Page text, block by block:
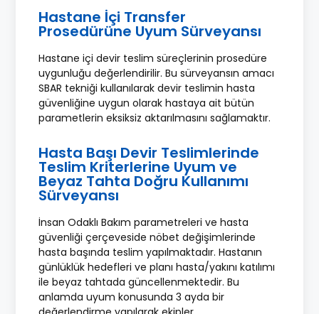
Hastane İçi Transfer
Prosedürüne Uyum Sürveyansı
Hastane içi devir teslim süreçlerinin prosedüre
uygunluğu değerlendirilir. Bu sürveyansın amacı
SBAR tekniği kullanılarak devir teslimin hasta
güvenliğine uygun olarak hastaya ait bütün
parametlerin eksiksiz aktarılmasını sağlamaktır.
Hasta Başı Devir Teslimlerinde
Teslim Kriterlerine Uyum ve
Beyaz Tahta Doğru Kullanımı
Sürveyansı
İnsan Odaklı Bakım parametreleri ve hasta
güvenliği çerçeveside nöbet değişimlerinde
hasta başında teslim yapılmaktadır. Hastanın
günlüklük hedefleri ve planı hasta/yakını katılımı
ile beyaz tahtada güncellenmektedir. Bu
anlamda uyum konusunda 3 ayda bir